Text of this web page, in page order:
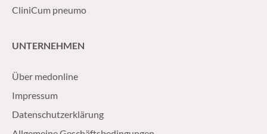
CliniCum pneumo
UNTERNEHMEN
Über medonline
Impressum
Datenschutzerklärung